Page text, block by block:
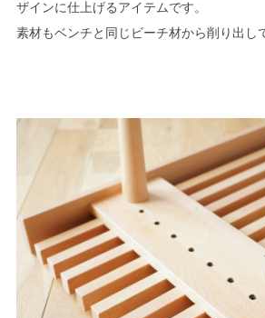
ザインに仕上げるアイテムです。
素材もベンチと同じビーチ材から削り出し